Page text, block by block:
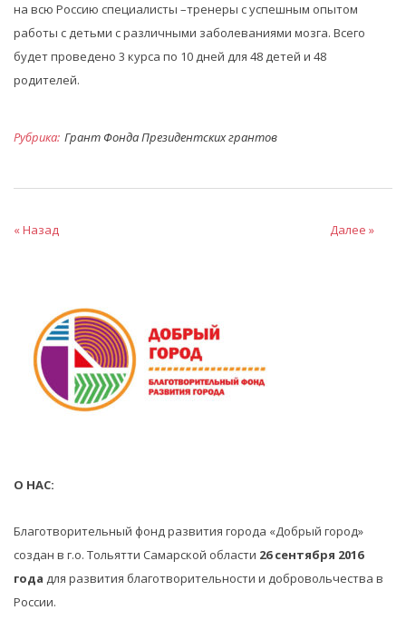
на всю Россию специалисты –тренеры с успешным опытом
работы с детьми с различными заболеваниями мозга. Всего
будет проведено 3 курса по 10 дней для 48 детей и 48
родителей.
Рубрика: Грант Фонда Президентских грантов
« Назад Далее »
О НАС:
Благотворительный фонд развития города «Добрый город»
создан в г.о. Тольятти Самарской области 26 сентября 2016
года для развития благотворительности и добровольчества в
России.